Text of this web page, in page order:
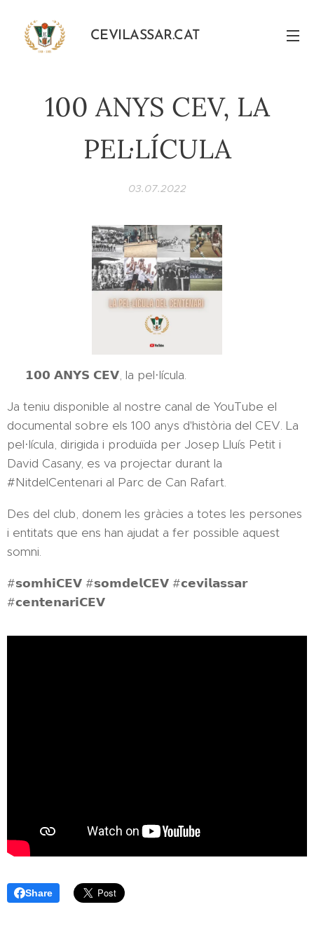
CEVILASSAR.CAT
100 ANYS CEV, LA
PEL·LÍCULA
03.07.2022
🎞 𝟭𝟬𝟬 𝗔𝗡𝗬𝗦 𝗖𝗘𝗩, la pel·lícula.
Ja teniu disponible al nostre canal de YouTube el
documental sobre els 100 anys d'història del CEV. La
pel·lícula, dirigida i produïda per Josep Lluís Petit i
David Casany, es va projectar durant la
#NitdelCentenari al Parc de Can Rafart.
Des del club, donem les gràcies a totes les persones
i entitats que ens han ajudat a fer possible aquest
somni.
#𝘀𝗼𝗺𝗵𝗶𝗖𝗘𝗩 #𝘀𝗼𝗺𝗱𝗲𝗹𝗖𝗘𝗩 #𝗰𝗲𝘃𝗶𝗹𝗮𝘀𝘀𝗮𝗿
#𝗰𝗲𝗻𝘁𝗲𝗻𝗮𝗿𝗶𝗖𝗘𝗩
Share